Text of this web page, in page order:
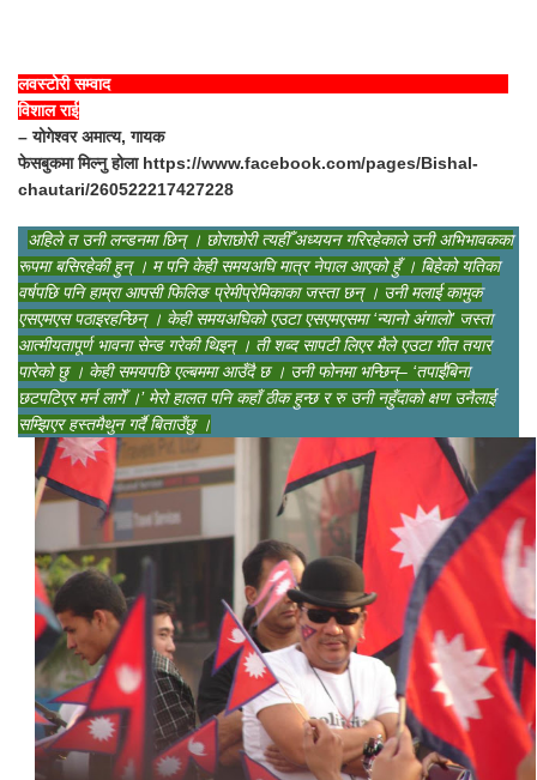
लवस्टोरी सम्वाद
विशाल राई
– योगेश्वर अमात्य, गायक
फेसबुकमा मिल्नु होला https://www.facebook.com/pages/Bishal-
chautari/260522217427228
अहिले त उनी लन्डनमा छिन् । छोराछोरी त्यहीँ अध्ययन गरिरहेकाले उनी अभिभावकका
रूपमा बसिरहेकी हुन् । म पनि केही समयअघि मात्र नेपाल आएको हुँ । बिहेको यतिका
वर्षपछि पनि हाम्रा आपसी फिलिङ प्रेमीप्रेमिकाका जस्ता छन् । उनी मलाई कामुक
एसएमएस पठाइरहन्छिन् । केही समयअघिको एउटा एसएमएसमा ‘न्यानो अंगालो’ जस्ता
आत्मीयतापूर्ण भावना सेन्ड गरेकी थिइन् । ती शब्द सापटी लिएर मैले एउटा गीत तयार
पारेको छु । केही समयपछि एल्बममा आउँदै छ । उनी फोनमा भन्छिन्– ‘तपाईंबिना
छटपटिएर मर्न लागेँ ।’ मेरो हालत पनि कहाँ ठीक हुन्छ र रु उनी नहुँदाको क्षण उनैलाई
सम्झिएर हस्तमैथुन गर्दै बिताउँछु ।